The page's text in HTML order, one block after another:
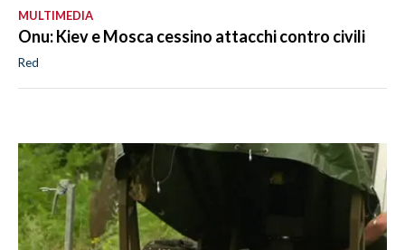
MULTIMEDIA
Onu: Kiev e Mosca cessino attacchi contro civili
Red